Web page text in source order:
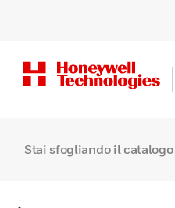
Stai sfogliando il